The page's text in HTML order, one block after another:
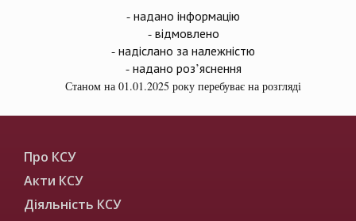
- надано інформацію
- відмовлено
- надіслано за належністю
- надано роз’яснення
Станом на 01.01.2025 року перебуває на розгляді
Про КСУ
Акти КСУ
Діяльність КСУ